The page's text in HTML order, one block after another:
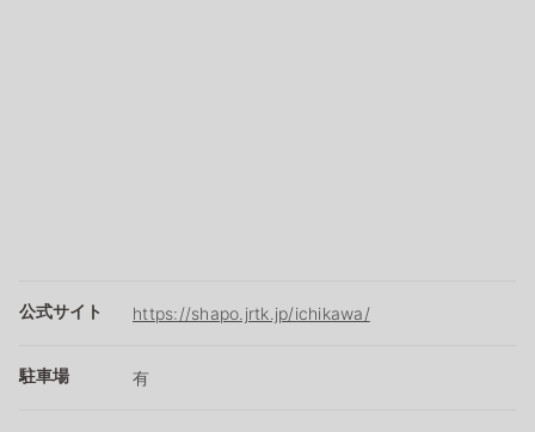
公式サイト https://shapo.jrtk.jp/ichikawa/
駐車場 有